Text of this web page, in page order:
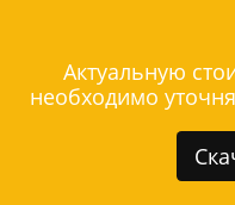
Актуальную
необходимо